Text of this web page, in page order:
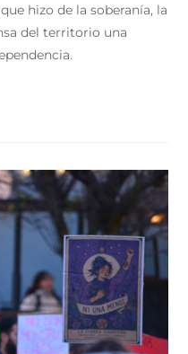
hizo de la soberanía, la
del territorio una